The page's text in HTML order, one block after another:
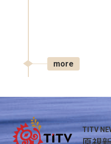
more
TITV